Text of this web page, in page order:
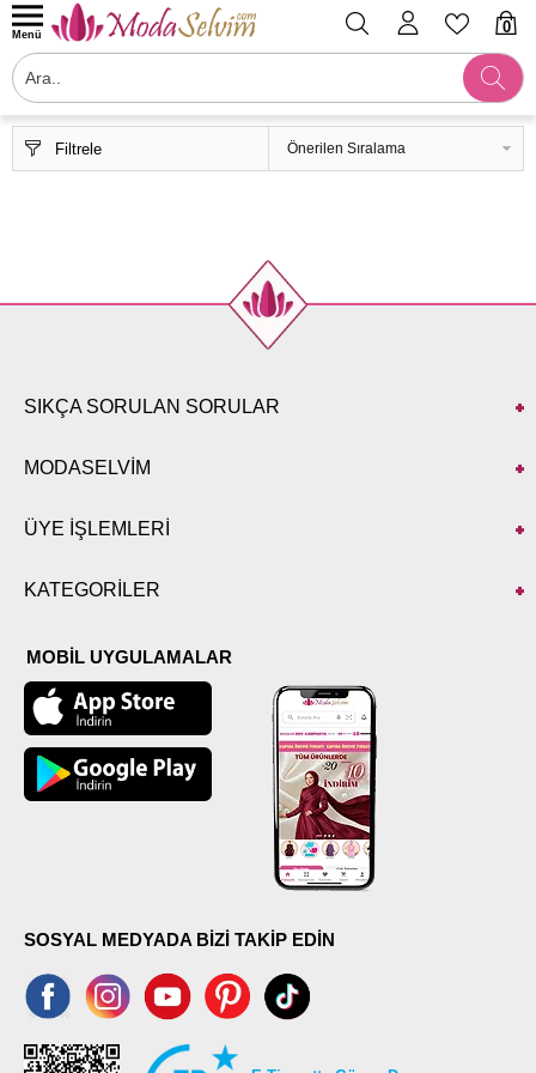
0
Menü
Filtrele
SIKÇA SORULAN SORULAR
MODASELVİM
ÜYE İŞLEMLERİ
KATEGORİLER
MOBİL UYGULAMALAR
SOSYAL MEDYADA BİZİ TAKİP EDİN